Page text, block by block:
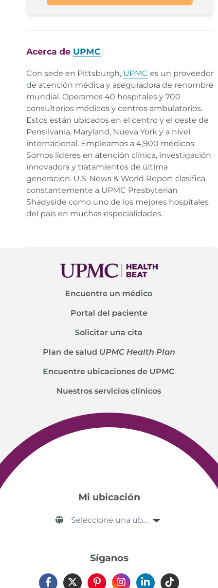
Acerca de UPMC
Con sede en Pittsburgh, UPMC es un proveedor
de atención médica y aseguradora de renombre
mundial. Operamos 40 hospitales y 700
consultorios médicos y centros ambulatorios.
Estos están ubicados en el centro y el oeste de
Pensilvania, Maryland, Nueva York y a nivel
internacional. Empleamos a 4,900 médicos.
Somos líderes en atención clínica, investigación
innovadora y tratamientos de última
generación. U.S. News & World Report clasifica
constantemente a UPMC Presbyterian
Shadyside como uno de los mejores hospitales
del país en muchas especialidades.
Encuentre un médico
Portal del paciente
Solicitar una cita
Plan de salud UPMC Health Plan
Encuentre ubicaciones de UPMC
Nuestros servicios clínicos
Mi ubicación
Síganos